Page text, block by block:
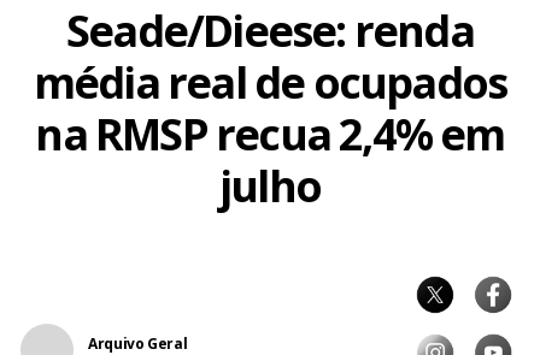
Seade/Dieese: renda
média real de ocupados
na RMSP recua 2,4% em
julho
Arquivo Geral